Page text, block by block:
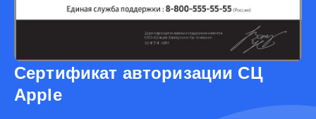
Сертификат авторизации СЦ
Apple